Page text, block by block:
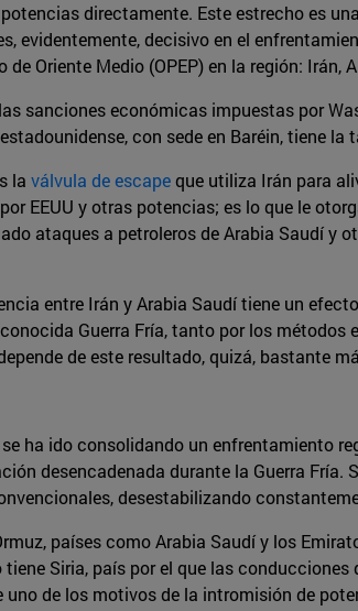
directamente. Este estrecho es
evidentemente, decisivo en el
de Oriente Medio (OPEP) en la región: Irán,
sanciones económicas impuestas por
con sede en Baréin, tiene
la válvula de escapeque utiliza Irán para
EEUU y otras potencias; es lo que le
ataques a petroleros de Arabia Saudí y
entre Irán y Arabia Saudí tiene un
Guerra Fría, tanto por los
de este resultado, quizá, bastante
ha ido consolidando un enfrentamiento
desencadenada durante la Guerra Fría.
desestabilizando
países como Arabia Saudí y los
Siria, país por el que las
uno de los motivos de la intromisión de